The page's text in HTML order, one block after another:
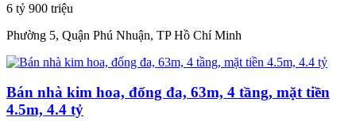
6 tỷ 900 triệu
Phường 5, Quận Phú Nhuận, TP Hồ Chí Minh
Bán nhà kim hoa, đống đa, 63m, 4 tầng, mặt tiền
4.5m, 4.4 tỷ